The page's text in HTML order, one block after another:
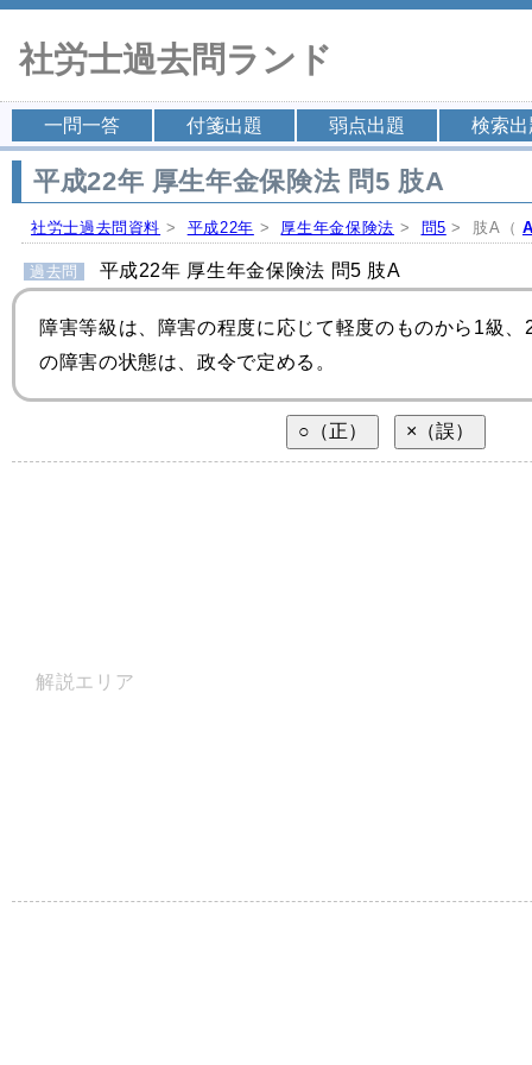
社労士過去問ランド
一問一答 付箋出題 弱点出題 検索出
平成22年 厚生年金保険法 問5 肢A
社労士過去問資料 > 平成22年 > 厚生年金保険法 > 問5 > 肢A（
過去問 平成22年 厚生年金保険法 問5 肢A
障害等級は、障害の程度に応じて軽度のものから1級
の障害の状態は、政令で定める。
解説エリア